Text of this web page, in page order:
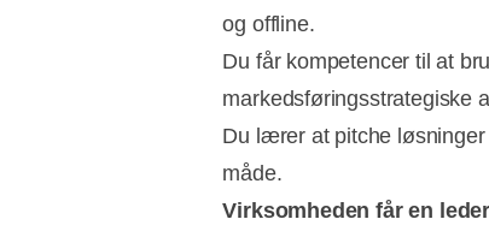
og offline.
Du får kompetencer til at
markedsføringsstrategiske
Du lærer at pitche
måde.
Virksomheden får en